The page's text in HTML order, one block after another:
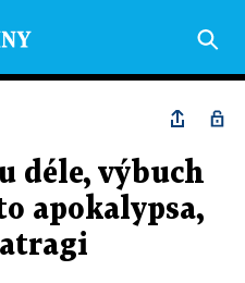
déle, výbuch
apokalypsa,